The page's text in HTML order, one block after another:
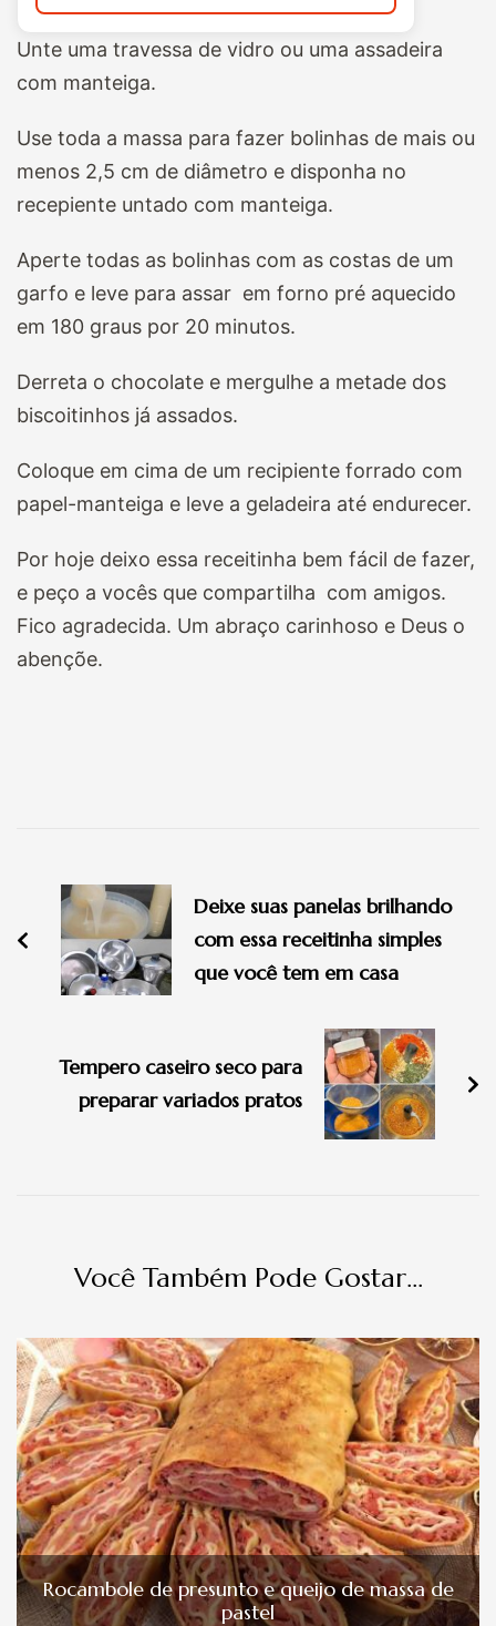
Unte uma travessa de vidro ou uma assadeira
com manteiga.
Use toda a massa para fazer bolinhas de mais ou
menos 2,5 cm de diâmetro e disponha no
recepiente untado com manteiga.
Aperte todas as bolinhas com as costas de um
garfo e leve para assar em forno pré aquecido
em 180 graus por 20 minutos.
Derreta o chocolate e mergulhe a metade dos
biscoitinhos já assados.
Coloque em cima de um recipiente forrado com
papel-manteiga e leve a geladeira até endurecer.
Por hoje deixo essa receitinha bem fácil de fazer,
e peço a vocês que compartilha com amigos.
Fico agradecida. Um abraço carinhoso e Deus o
abençõe.
post
Deixe suas panelas brilhando
com essa receitinha simples
que você tem em casa
Tempero caseiro seco para
preparar variados pratos
Você Também Pode Gostar...
Rocambole de presunto e queijo de massa de
pastel